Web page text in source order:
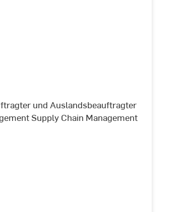
und Auslandsbeauftragter
Supply Chain Management